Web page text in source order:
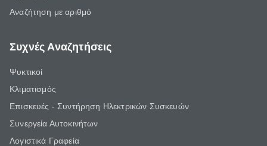
Αναζήτηση με αριθμό
Συχνές Αναζητήσεις
Ψυκτικοί
Κλιματισμός
Επισκευές - Συντήρηση Ηλεκτρικών Συσκευών
Συνεργεία Αυτοκινήτων
Λογιστικά Γραφεία